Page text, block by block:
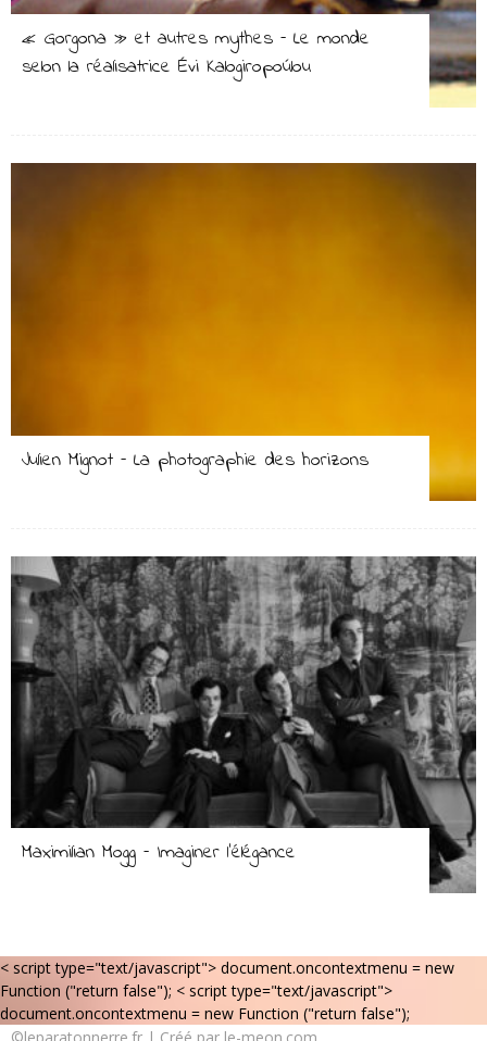
« Gorgona » et autres mythes – Le monde
selon la réalisatrice Évi Kalogiropoúlou
Julien Mignot – La photographie des horizons
Maximilian Mogg – Imaginer l’élégance
< script type="text/javascript"> document.oncontextmenu = new
Function ("return false"); < script type="text/javascript">
document.oncontextmenu = new Function ("return false");